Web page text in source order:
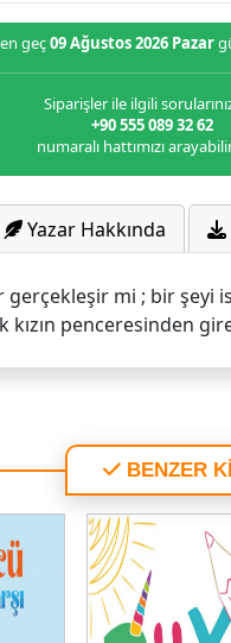
geç09 Ağustos 2026 Pazar
Siparişler ile ilgili
+90 555 089 32 62
numaralı hattımızı
Yazar Hakkında
gerçekleşir mi ; bir
kızın penceresinden
BENZER